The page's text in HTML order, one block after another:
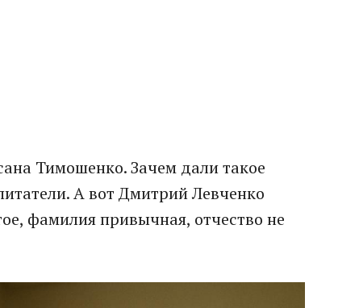
Тимошенко. Зачем дали такое
А вот Дмитрий Левченко
фамилия привычная, отчество не